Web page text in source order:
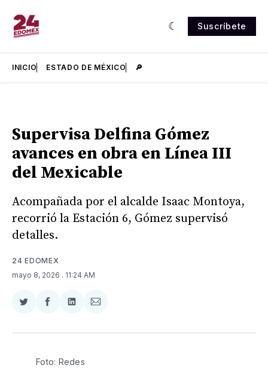
Suscríbete
INICIO ESTADO DE MÉXICO 🔎
Supervisa Delfina Gómez
avances en obra en Línea III
del Mexicable
Acompañada por el alcalde Isaac Montoya,
recorrió la Estación 6, Gómez supervisó
detalles.
24 EDOMEX
mayo 8, 2026 . 11:24 AM
Compartir
Twitter
Compartir
Facebook
Compartir
LinkedIn
Compartir
Email
Foto: Redes